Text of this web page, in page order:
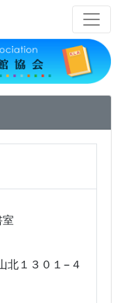
北１３０１−４